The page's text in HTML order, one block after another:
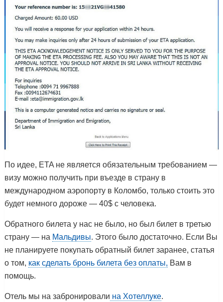
По идее, ETA не является обязательным требованием —
визу можно получить при въезде в страну в
международном аэропорту в Коломбо, только стоить это
будет немного дороже — 40$ с человека.
Обратного билета у нас не было, но был билет в третью
страну — на Мальдивы. Этого было достаточно. Если Вы
не планируете покупать обратный билет заранее, статья
о том, как сделать бронь билета без оплаты, Вам в
помощь.
Отель мы на забронировали на Хотеллуке.